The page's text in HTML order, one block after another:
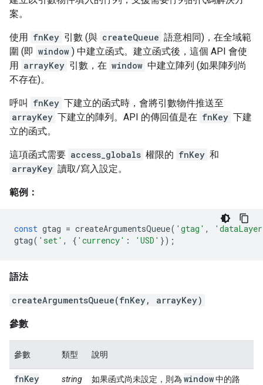
案。
使用 fnKey 引數 (與 createQueue 語意相同)，在全域範
圍 (即 window ) 中建立函式。建立函式後，這個 API 會使
用 arrayKey 引數，在 window 中建立陣列 (如果陣列尚
不存在)。
呼叫 fnKey 下建立的函式時，會將引數物件推送至
arrayKey 下建立的陣列。API 的傳回值是在 fnKey 下建
立的函式。
這項函式需要 access_globals 權限的 fnKey 和
arrayKey 讀取/寫入設定。
範例：
const gtag = createArgumentsQueue( 'gtag' ,
gtag( 'set' , { 'currency' : 'USD' });
語法
createArgumentsQueue(fnKey, arrayKey)
參數
參數 類型 說明
fnKey string 如果函式尚未設定，則為 window中的路